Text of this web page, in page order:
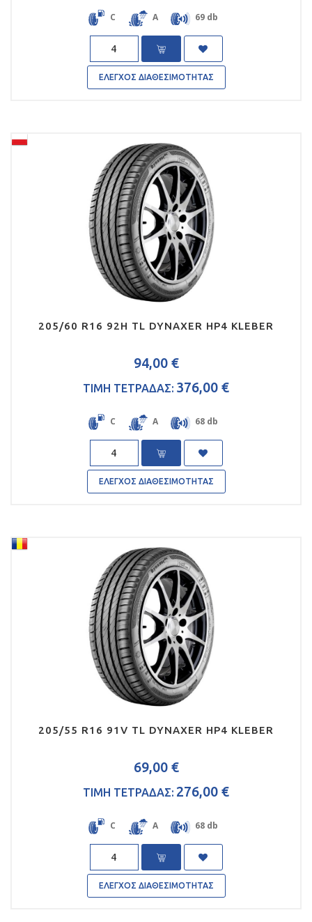
Rated
out
C A 69 db
Quantity
ΕΛΕΓΧΟΣ ΔΙΑΘΕΣΙΜΟΤΗΤΑΣ
205/60 R16 92H TL DYNAXER HP4 KLEBER
94,00 €
ΤΙΜΗ ΤΕΤΡΑΔΑΣ: 376,00 €
C A 68 db
Quantity
ΕΛΕΓΧΟΣ ΔΙΑΘΕΣΙΜΟΤΗΤΑΣ
205/55 R16 91V TL DYNAXER HP4 KLEBER
69,00 €
ΤΙΜΗ ΤΕΤΡΑΔΑΣ: 276,00 €
C A 68 db
Quantity
ΕΛΕΓΧΟΣ ΔΙΑΘΕΣΙΜΟΤΗΤΑΣ